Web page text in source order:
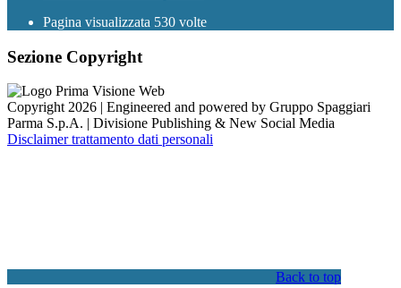
Pagina visualizzata 530 volte
Sezione Copyright
Copyright 2026 | Engineered and powered by Gruppo Spaggiari
Parma S.p.A. | Divisione Publishing & New Social Media
Disclaimer trattamento dati personali
Back to top